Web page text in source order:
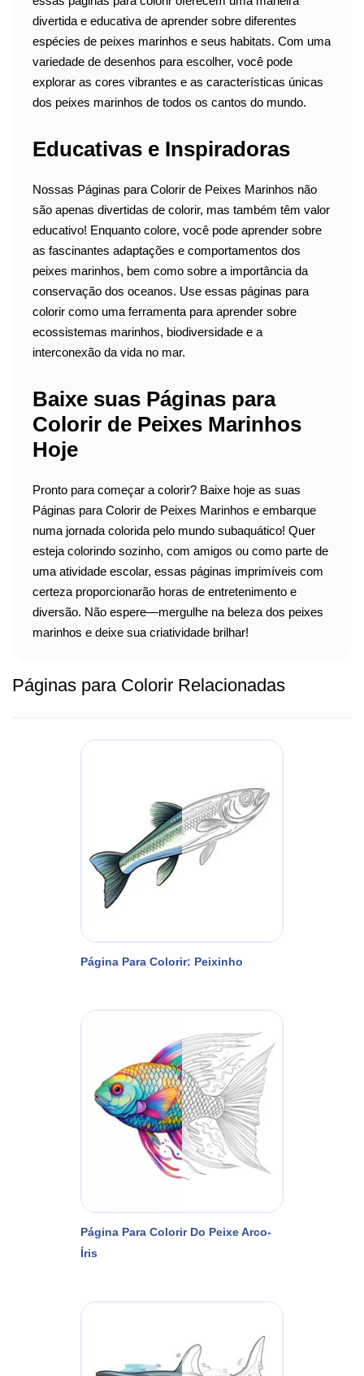
divertida e educativa de aprender sobre diferentes
espécies de peixes marinhos e seus habitats. Com uma
variedade de desenhos para escolher, você pode
explorar as cores vibrantes e as características únicas
dos peixes marinhos de todos os cantos do mundo.
Educativas e Inspiradoras
Nossas Páginas para Colorir de Peixes Marinhos não
são apenas divertidas de colorir, mas também têm valor
educativo! Enquanto colore, você pode aprender sobre
as fascinantes adaptações e comportamentos dos
peixes marinhos, bem como sobre a importância da
conservação dos oceanos. Use essas páginas para
colorir como uma ferramenta para aprender sobre
ecossistemas marinhos, biodiversidade e a
interconexão da vida no mar.
Baixe suas Páginas para
Colorir de Peixes Marinhos
Hoje
Pronto para começar a colorir? Baixe hoje as suas
Páginas para Colorir de Peixes Marinhos e embarque
numa jornada colorida pelo mundo subaquático! Quer
esteja colorindo sozinho, com amigos ou como parte de
uma atividade escolar, essas páginas imprimíveis com
certeza proporcionarão horas de entretenimento e
diversão. Não espere—mergulhe na beleza dos peixes
marinhos e deixe sua criatividade brilhar!
Páginas para Colorir Relacionadas
Página Para Colorir: Peixinho
Página Para Colorir Do Peixe Arco-
Íris